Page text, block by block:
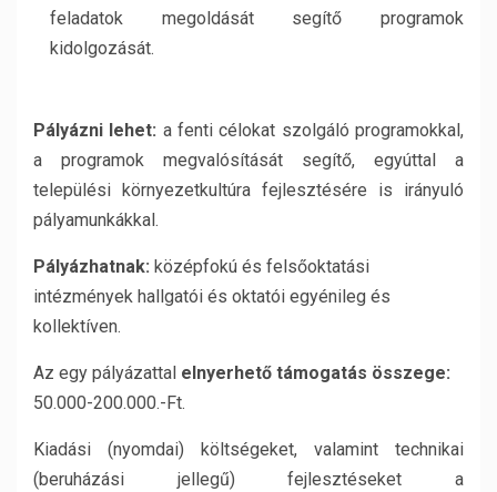
feladatok megoldását segítő programok
kidolgozását.
Pályázni lehet: a fenti célokat szolgáló programokkal,
a programok megvalósítását segítő, egyúttal a
települési környezetkultúra fejlesztésére is irányuló
pályamunkákkal.
Pályázhatnak: középfokú és felsőoktatási
intézmények hallgatói és oktatói egyénileg és
kollektíven.
Az egy pályázattal elnyerhető támogatás összege:
50.000-200.000.-Ft.
Kiadási (nyomdai) költségeket, valamint technikai
(beruházási jellegű) fejlesztéseket a